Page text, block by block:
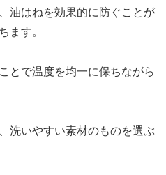
油はねを効果的に防ぐことが
ます。
とで温度を均一に保ちながら
洗いやすい素材のものを選ぶ